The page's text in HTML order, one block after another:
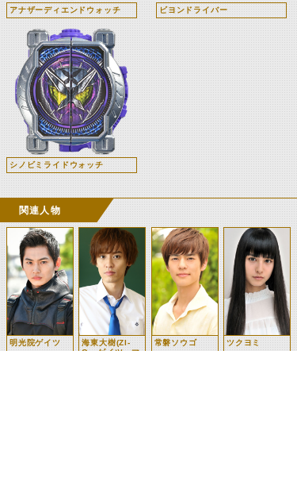
アナザーディエンドウォッチ ビヨンドライバー
シノビミライドウォッチ
関連人物
明光院ゲイツ
海東大樹(ZI-
O・ゲイツ、マ
常磐ソウゴ ツクヨミ